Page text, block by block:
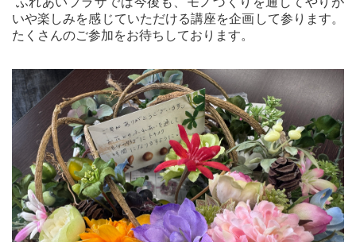
いや楽しみを感じていただける講座を企画して参ります。
たくさんのご参加をお待ちしております。